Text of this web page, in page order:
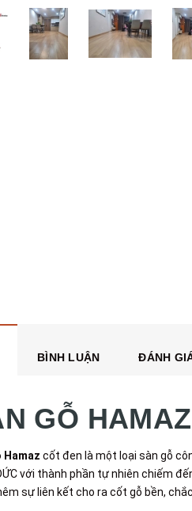
BÌNH LUẬN ĐÁNH
GỖ
Hamaz cốt đen là một loại sàn gỗ
với thành phần tự nhiên chiếm
sự liên kết cho ra cốt gỗ bền,